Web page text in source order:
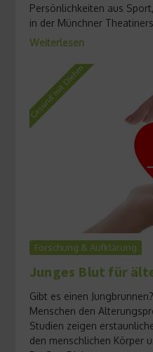
Persönlichkeiten aus
in der Münchner
Weiterlesen
Forschung & Aufklärung
Junges Blut für
Gibt es einen
Menschen den
Studien zeigen
den menschlichen Körper